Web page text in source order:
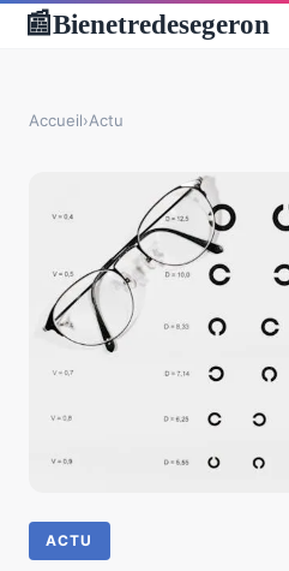
📰Bienetredesegeron
Accueil›Actu
ACTU